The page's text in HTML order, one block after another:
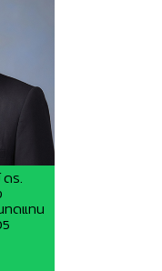
ร.
ดแทน